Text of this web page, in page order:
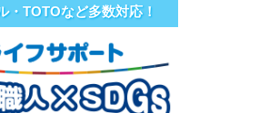
・TOTOなど多数対応！